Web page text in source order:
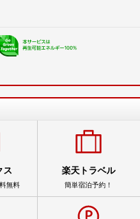
ス
無料
楽天トラベル
簡単宿泊予約！